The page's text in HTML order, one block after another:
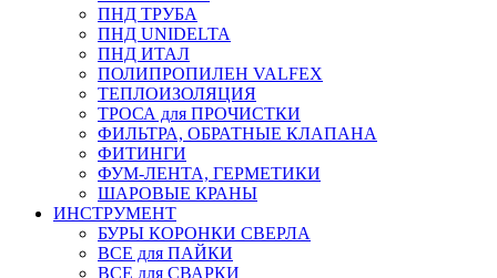
ПНД ТРУБА
ПНД UNIDELTA
ПНД ИТАЛ
ПОЛИПРОПИЛЕН VALFEX
ТЕПЛОИЗОЛЯЦИЯ
ТРОСА для ПРОЧИСТКИ
ФИЛЬТРА, ОБРАТНЫЕ КЛАПАНА
ФИТИНГИ
ФУМ-ЛЕНТА, ГЕРМЕТИКИ
ШАРОВЫЕ КРАНЫ
ИНСТРУМЕНТ
БУРЫ КОРОНКИ СВЕРЛА
ВСЕ для ПАЙКИ
ВСЕ для СВАРКИ